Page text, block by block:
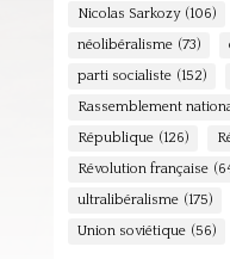
Nicolas Sarkozy (106)
néolibéralisme (73)
parti socialiste (152)
Rassemblement
République (126)
Révolution française
ultralibéralisme (175)
Union soviétique (56)